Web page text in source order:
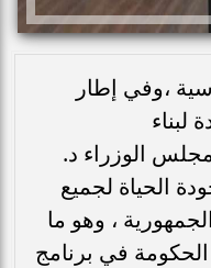
،وفي إطار
لبناء
الوزراء د.
الحياة لجميع
، وهو ما
في برنامج